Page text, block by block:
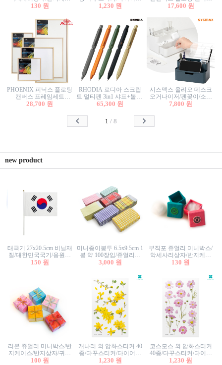
스/반지상자/귀걸이상자/
130 원
꾸미기/꽃스티커/자연물
1,230 원
프레임세트 30x30cm/액자
17,600 원
PHOENIX 피닉스 플로팅
캔버스 프레임세트
50x50cm/액자캔버스/인테
28,700 원
RHODIA 로디아 스크립
트 멀티펜 3in1 샤프+볼펜/
무광택 알루미늄 육각배
65,300 원
시스맥스 올리오 데스크
오거나이저/펜꽂이/소품
꽂이/소품함/정리함/수납
7,800 원
1 / 8
new product
태극기 27x20.5cm 비닐재
질/대한민국국기/응원깃
발/행사깃발
150 원
미니종이봉투 6.5x9.5cm 1
봉 약 100장입/쥬얼리봉
투/증명사진봉투/악세사
3,000 원
부직포 쥬얼리 미니박스/
악세사리상자/반지케이
스/반지상자/귀걸이상자/
130 원
리본 쥬얼리 미니박스/반
지케이스/반지상자/귀걸
이상자/귀걸이박스/악세
100 원
개나리 외 압화스티커 40
종/다꾸스티커/다이어리
꾸미기/꽃스티커/자연물
1,230 원
코스모스 외 압화스티커
40종/다꾸스티커/다이어
리꾸미기/꽃스티커/자연
1,230 원